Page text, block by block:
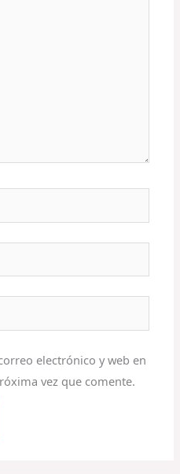
electrónico y web en
vez que comente.